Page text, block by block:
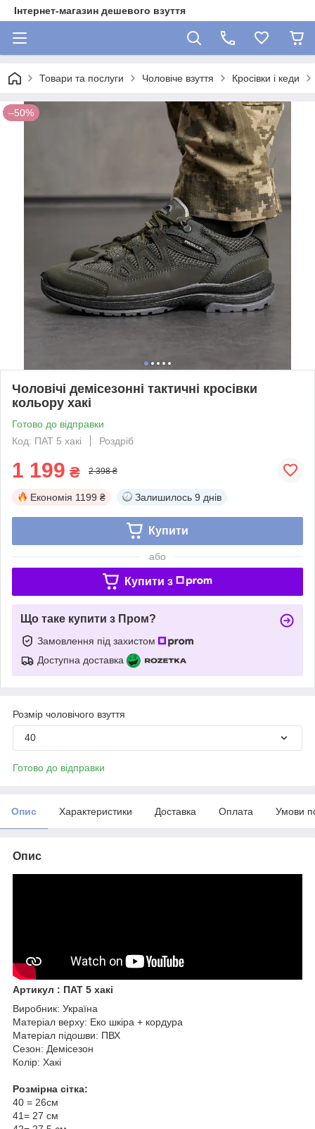
Інтернет-магазин дешевого взуття
Товари та послуги Чоловіче взуття Кросівки і кеди
–50%
Чоловічі демісезонні тактичні кросівки
кольору хакі
Готово до відправки
Код: ПАТ 5 хакі
Роздріб
1 199 ₴ 2 398 ₴
Економія 1199 ₴ Залишилось 9 днів
Купити
або
Купити з
Що таке купити з Пром?
Замовлення під захистом
Доступна доставка
Розмір чоловічого взуття
40
Готово до відправки
Опис Характеристики Доставка Оплата Умови
Опис
Артикул : ПАТ 5 хакі
Виробник: Україна
Матеріал верху: Еко шкіра + кордура
Матеріал підошви: ПВХ
Сезон: Демісезон
Колір: Хакі
Розмірна сітка:
40 = 26см
41= 27 см